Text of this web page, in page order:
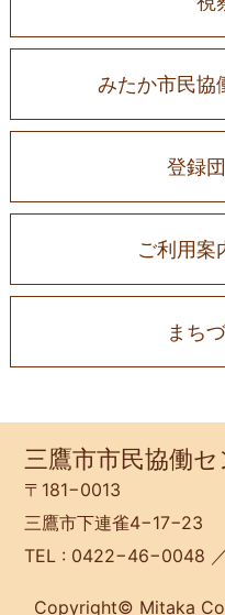
みたか市民協
登録
ご利用案
まち
三鷹市市民協働
〒181−0013
三鷹市下連雀4−17−23
TEL : 0422−46−0048
Copyright© Mitaka